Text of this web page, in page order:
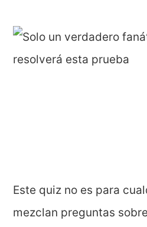
Este quiz no es para
mezclan preguntas